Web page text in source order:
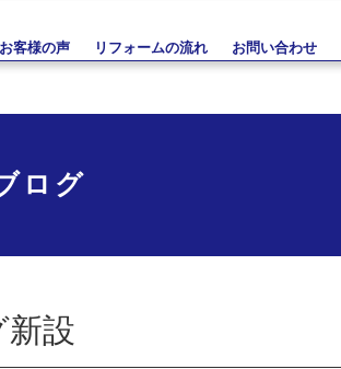
客様の声 リフォームの流れ お問い合わせ
ログ
新設